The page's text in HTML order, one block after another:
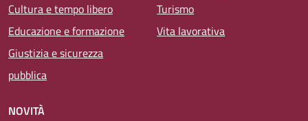
Cultura e tempo libero
Educazione e formazione
Giustizia e sicurezza
pubblica
Turismo
Vita lavorativa
NOVITÀ